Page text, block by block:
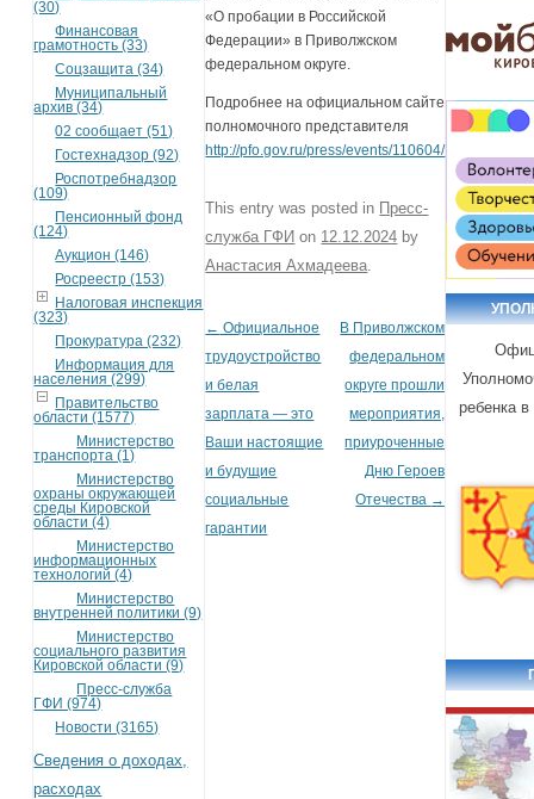
(30)
Финансовая
грамотность (33)
Соцзащита (34)
Муниципальный
архив (34)
02 сообщает (51)
Гостехнадзор (92)
Роспотребнадзор
(109)
Пенсионный фонд
(124)
Аукцион (146)
Росреестр (153)
Налоговая инспекция
(323)
Прокуратура (232)
Информация для
населения (299)
Правительство
области (1577)
Министерство
транспорта (1)
Министерство
охраны окружающей
среды Кировской
области (4)
Министерство
информационных
технологий (4)
Министерство
внутренней политики (9)
Министерство
социального развития
Кировской области (9)
Пресс-служба
ГФИ (974)
Новости (3165)
Сведения о доходах,
расходах
«О пробации в Российской
Федерации» в Приволжском
федеральном округе.
Подробнее на официальном сайте
полномочного представителя
http://pfo.gov.ru/press/events/110604/
This entry was posted in Пресс-
служба ГФИ on 12.12.2024 by
Анастасия Ахмадеева.
Post navigation
← Официальное
трудоустройство
и белая
зарплата — это
Ваши настоящие
и будущие
социальные
гарантии
В Приволжском
федеральном
округе прошли
мероприятия,
приуроченные
Дню Героев
Отечества →
ребенка